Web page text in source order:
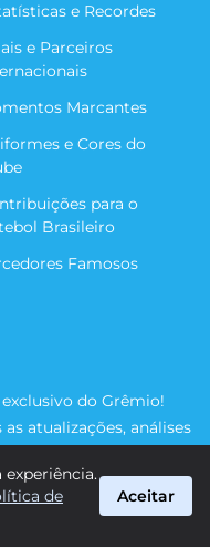
e Recordes
e Parceiros
Marcantes
e Cores do
para o
Brasileiro
Famosos
do Grêmio!
atualizações, análises
rumo às vitórias!
experiência.
de
Aceitar